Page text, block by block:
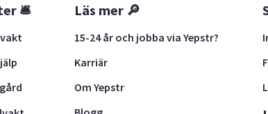
🛎 Läs mer 🔎
15-24 år och jobba via Yepstr?
Karriär
Om Yepstr